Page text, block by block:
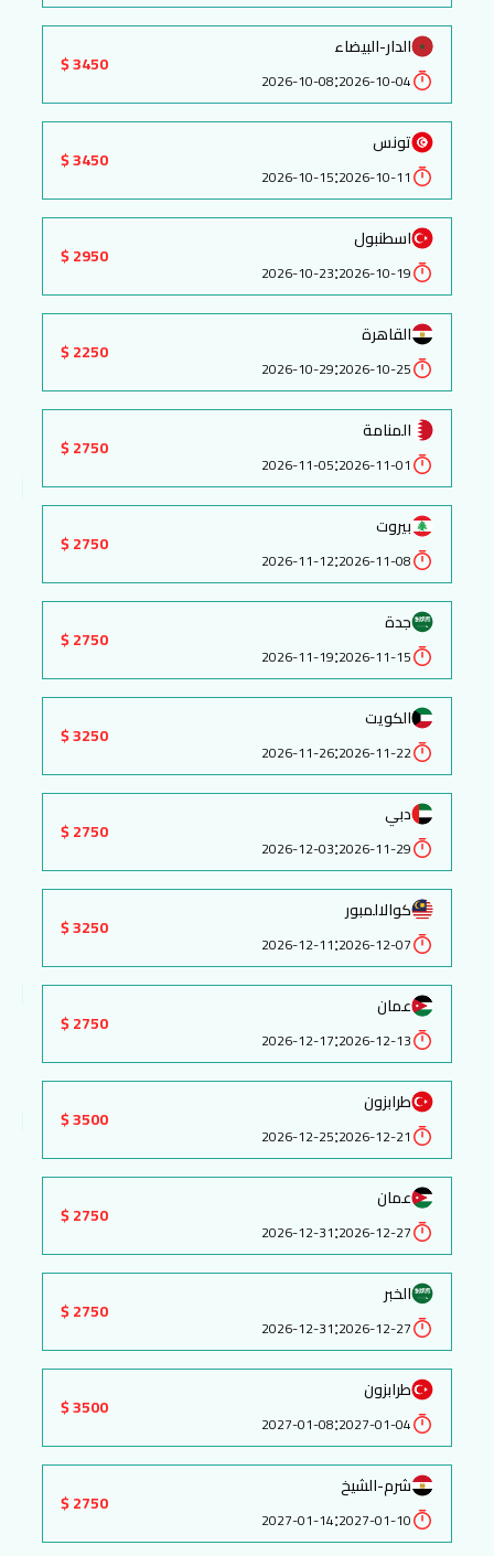
الدار-البيضاء
2026-10-04
:
2026-10-08
3450 $
تونس
2026-10-11
:
2026-10-15
3450 $
اسطنبول
2026-10-19
:
2026-10-23
2950 $
القاهرة
2026-10-25
:
2026-10-29
2250 $
المنامة
2026-11-01
:
2026-11-05
2750 $
بيروت
2026-11-08
:
2026-11-12
2750 $
جدة
2026-11-15
:
2026-11-19
2750 $
الكويت
2026-11-22
:
2026-11-26
3250 $
دبي
2026-11-29
:
2026-12-03
2750 $
كوالالمبور
2026-12-07
:
2026-12-11
3250 $
عمان
2026-12-13
:
2026-12-17
2750 $
طرابزون
2026-12-21
:
2026-12-25
3500 $
عمان
2026-12-27
:
2026-12-31
2750 $
الخبر
2026-12-27
:
2026-12-31
2750 $
طرابزون
2027-01-04
:
2027-01-08
3500 $
شرم-الشيخ
2027-01-10
:
2027-01-14
2750 $